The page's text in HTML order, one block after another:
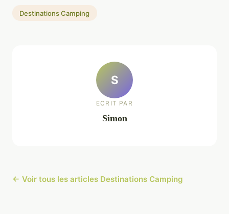
Destinations Camping
S
ECRIT PAR
Simon
← Voir tous les articles Destinations Camping